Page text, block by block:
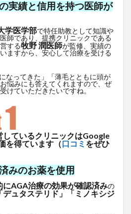
実績と信用を持つ医師が
学医学部で特任助教として知識や
師であり、提携クリニックである
する牧野 潤医師が監修、実績の
ますから、安心して治療を受ける
なってきた」「薄毛とともに頭が
悩みにも答えてくれますので、ぜ
けていただきたいですね。
しているクリニックはGoogle
を得ています（口コミ をぜひ
みのお薬を使用
にAGA治療の効果が確認済みの
デュタステリド」「ミノキシジ